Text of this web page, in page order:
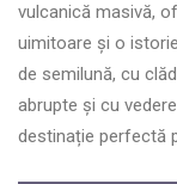
vulcanică masivă,
uimitoare și o
de semilună, cu
abrupte și cu
destinație perfectă